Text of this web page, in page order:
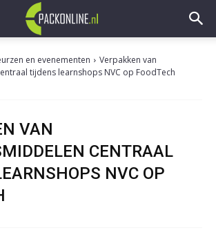
en evenementen
Verpakken van
tijdens learnshops NVC op FoodTech
VAN
CENTRAAL
NVC OP